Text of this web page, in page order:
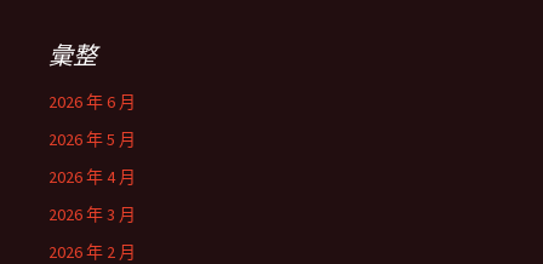
彙整
2026 年 6 月
2026 年 5 月
2026 年 4 月
2026 年 3 月
2026 年 2 月